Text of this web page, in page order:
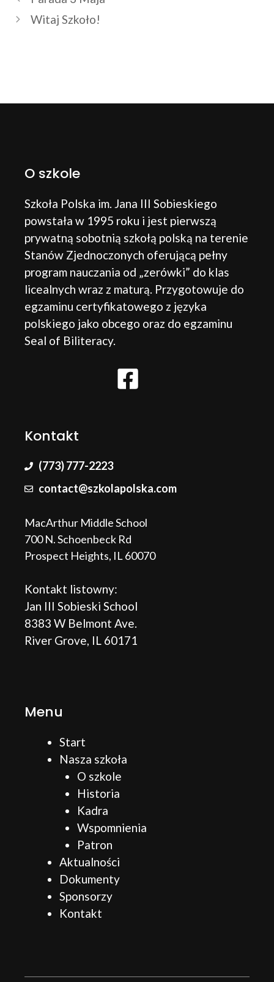
Witaj Szkoło!
O szkole
Szkoła Polska im. Jana III Sobieskiego
powstała w 1995 roku i jest pierwszą
prywatną sobotnią szkołą polską na terenie
Stanów Zjednoczonych oferującą pełny
program nauczania od „zerówki” do klas
licealnych wraz z maturą. Przygotowuje do
egzaminu certyfikatowego z języka
polskiego jako obcego oraz do egzaminu
Seal of Biliteracy.
Kontakt
(773) 777-2223
contact@szkolapolska.com
MacArthur Middle School
700 N. Schoenbeck Rd
Prospect Heights, IL 60070
Kontakt listowny:
Jan III Sobieski School
8383 W Belmont Ave.
River Grove, IL 60171
Menu
Start
Nasza szkoła
O szkole
Historia
Kadra
Wspomnienia
Patron
Aktualności
Dokumenty
Sponsorzy
Kontakt